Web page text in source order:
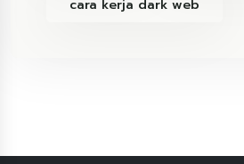
cara kerja dark web